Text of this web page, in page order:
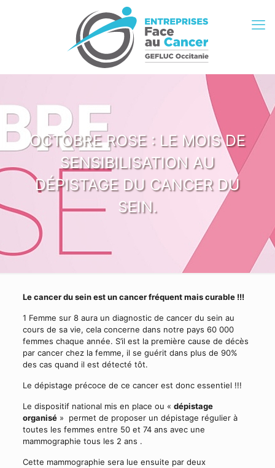
OCTOBRE ROSE : LE MOIS DE
SENSIBILISATION AU
DÉPISTAGE DU CANCER DU
SEIN.
Le cancer du sein est un cancer fréquent mais curable !!!
1 Femme sur 8 aura un diagnostic de cancer du sein au
cours de sa vie, cela concerne dans notre pays 60 000
femmes chaque année. S’il est la première cause de décès
par cancer chez la femme, il se guérit dans plus de 90%
des cas quand il est détecté tôt.
Le dépistage précoce de ce cancer est donc essentiel !!!
Le dispositif national mis en place ou « dépistage
organisé» permet de proposer un dépistage régulier à
toutes les femmes entre 50 et 74 ans avec une
mammographie tous les 2 ans .
Cette mammographie sera lue ensuite par deux